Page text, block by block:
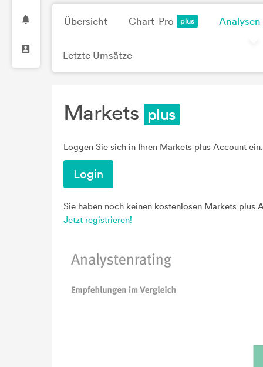
Übersicht Chart-Pro Analysen
Letzte Umsätze
Markets
Loggen Sie sich in Ihren Markets plus Account ein.
Login
Sie haben noch keinen kostenlosen Markets plus
Jetzt registrieren!